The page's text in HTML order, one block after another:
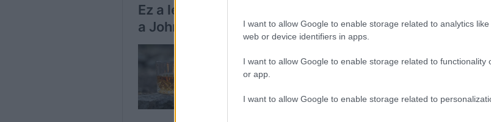
I want to allow Google to enable storage related to analytics
web or device identifiers in apps.
I want to allow Google to enable storage related to functionality
or app.
I want to allow Google to enable storage related to